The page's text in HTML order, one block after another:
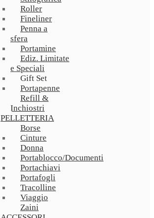
Roller
Fineliner
Penna a
sfera
Portamine
Ediz. Limitate
e Speciali
Gift Set
Portapenne
Refill &
Inchiostri
PELLETTERIA
Borse
Cinture
Donna
Portablocco/Documenti
Portachiavi
Portafogli
Tracolline
Viaggio
Zaini